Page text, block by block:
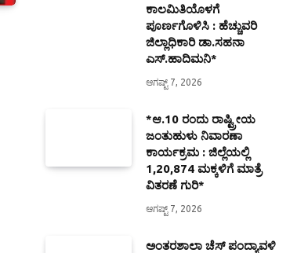
ಕಾಲಮಿತಿಯೊಳಗೆ
ಪೂರ್ಣಗೊಳಿಸಿ : ಹೆಚ್ಚುವರಿ
ಜಿಲ್ಲಾಧಿಕಾರಿ ಡಾ.ಸಹನಾ
ಎಸ್.ಹಾದಿಮನಿ*
ಆಗಷ್ಟ್ 7, 2026
*ಆ.10 ರಂದು ರಾಷ್ಟ್ರೀಯ
ಜಂತುಹುಳು ನಿವಾರಣಾ
ಕಾರ್ಯಕ್ರಮ : ಜಿಲ್ಲೆಯಲ್ಲಿ
1,20,874 ಮಕ್ಕಳಿಗೆ ಮಾತ್ರೆ
ವಿತರಣೆ ಗುರಿ*
ಆಗಷ್ಟ್ 7, 2026
ಅಂತರಶಾಲಾ ಚೆಸ್ ಪಂದ್ಯಾವಳಿ